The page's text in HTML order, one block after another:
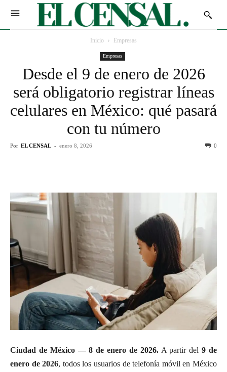
Inicio Empresas
Empresas
Desde el 9 de enero de 2026
será obligatorio registrar líneas
celulares en México: qué pasará
con tu número
Por EL CENSAL - enero 8, 2026 0
Ciudad de México — 8 de enero de 2026.A partir del9 de
enero de 2026, todos los usuarios de telefonía móvil en México